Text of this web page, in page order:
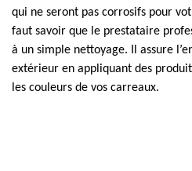
qui ne seront pas corrosifs pour
faut savoir que le prestataire
à un simple nettoyage. Il assure
extérieur en appliquant des
les couleurs de vos carreaux.